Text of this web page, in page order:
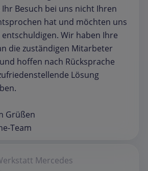
Besuch bei uns nicht Ihren
hat und möchten uns
Wir haben Ihre
die zuständigen Mitarbeter
hoffen nach Rücksprache
Lösung
Grüßen
Team
Mercedes